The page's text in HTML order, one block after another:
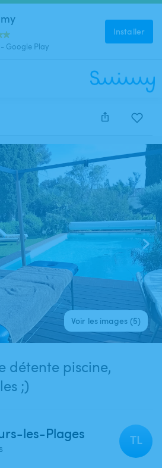
Google Play
Installer
close et ne peut être réservée.
Voir les images (5)
détente piscine,
;)
les-Plages TL